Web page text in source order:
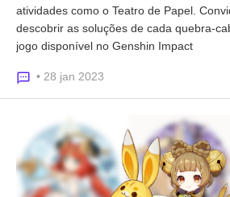
atividades como o Teatro de Papel.
descobrir as soluções de cada quebra-
jogo disponível no Genshin Impact
• 28 jan 2023